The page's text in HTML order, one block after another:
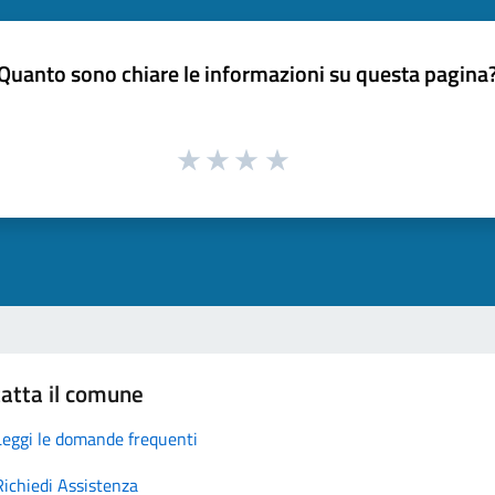
sono chiare le informazioni su questa
il comune
le domande frequenti
Assistenza